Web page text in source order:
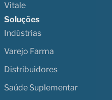
Vitale
Soluções
Indústrias
Varejo Farma
Distribuidores
Saúde Suplementar